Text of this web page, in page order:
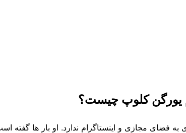
یورگن کلوپ چیست؟
به فضای مجازی و اینستاگرام ندارد. او بار ها گفته